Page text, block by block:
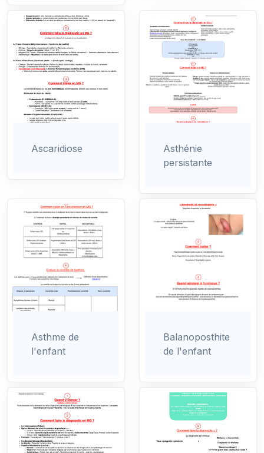
Ascaridiose
Asthénie
persistante
Asthme de
l'enfant
Balanoposthite
de l'enfant